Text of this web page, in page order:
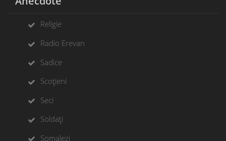
Religie
Radio Erevan
Sadice
Scoțieni
Seci
Soldați
Somalezi